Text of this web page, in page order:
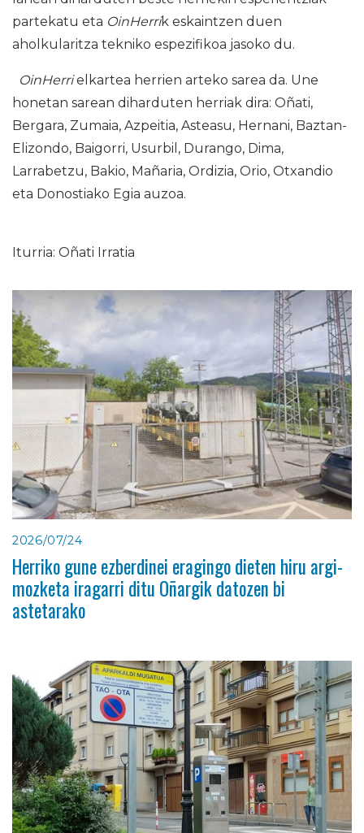
partekatu eta OinHerrik eskaintzen duen
aholkularitza tekniko espezifikoa jasoko du.
OinHerrielkartea herrien arteko sarea da. Une
honetan sarean diharduten herriak dira: Oñati,
Bergara, Zumaia, Azpeitia, Asteasu, Hernani, Baztan-
Elizondo, Baigorri, Usurbil, Durango, Dima,
Larrabetzu, Bakio, Mañaria, Ordizia, Orio, Otxandio
eta Donostiako Egia auzoa.
Iturria: Oñati Irratia
2026/07/24
Herriko gune ezberdinei eragingo dieten hiru argi-
mozketa iragarri ditu Oñargik datozen bi
astetarako